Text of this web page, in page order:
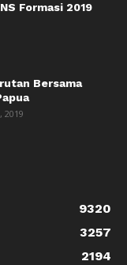
Formasi 2019
Bersama
2019
9320
3257
2194